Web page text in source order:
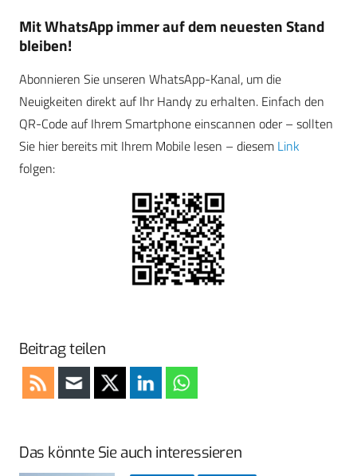
Mit WhatsApp immer auf dem neuesten Stand
bleiben!
Abonnieren Sie unseren WhatsApp-Kanal, um die
Neuigkeiten direkt auf Ihr Handy zu erhalten. Einfach den
QR-Code auf Ihrem Smartphone einscannen oder – sollten
Sie hier bereits mit Ihrem Mobile lesen – diesem Link
folgen:
Beitrag teilen
Das könnte Sie auch interessieren